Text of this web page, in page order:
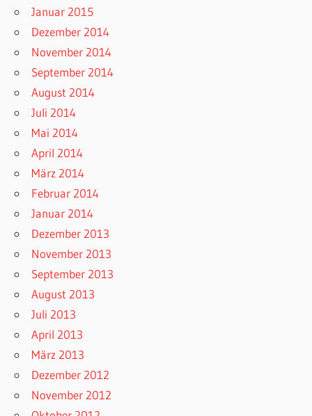
Januar 2015
Dezember 2014
November 2014
September 2014
August 2014
Juli 2014
Mai 2014
April 2014
März 2014
Februar 2014
Januar 2014
Dezember 2013
November 2013
September 2013
August 2013
Juli 2013
April 2013
März 2013
Dezember 2012
November 2012